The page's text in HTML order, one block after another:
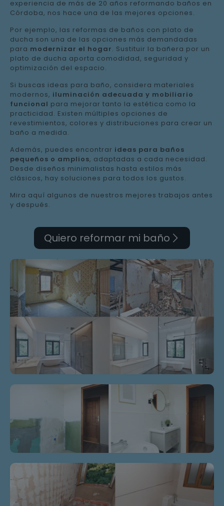
experiencia de más de 20 años reformando baños en
Córdoba, nos hace una de las mejores opciones.
Por ejemplo, las reformas de baños con plato de
ducha son una de las opciones más demandadas
para modernizar el hogar. Sustituir la bañera por un
plato de ducha aporta comodidad, seguridad y
optimización del espacio.
Si buscas ideas para baño, considera materiales
modernos, iluminación adecuada y mobiliario
funcional para mejorar tanto la estética como la
practicidad. Existen múltiples opciones de
revestimientos, colores y distribuciones para crear un
baño a medida.
Además, puedes encontrar ideas para baños
pequeños o amplios, adaptadas a cada necesidad.
Desde diseños minimalistas hasta estilos más
clásicos, hay soluciones para todos los gustos.
Mira aquí algunos de nuestros mejores trabajos antes
y después.
Quiero reformar mi baño